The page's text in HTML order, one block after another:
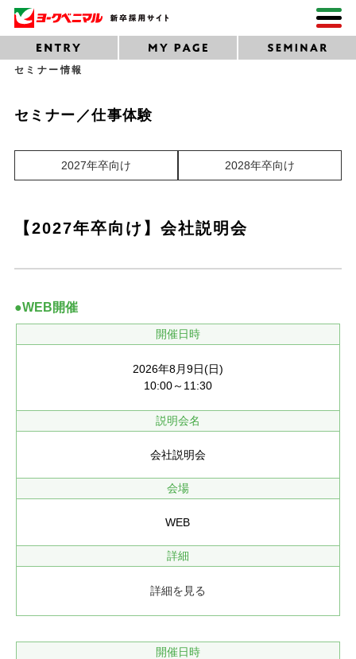
セミナー情報
セミナー／仕事体験
2027年卒向け 2028年卒向け
【2027年卒向け】会社説明会
●WEB開催
開催日時
2026年8月9日(日)
10:00～11:30
説明会名
会社説明会
会場
WEB
詳細
詳細を見る
開催日時